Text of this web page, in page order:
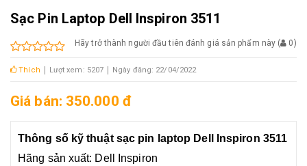
Sạc Pin Laptop Dell Inspiron 3511
Hãy trở thành người đầu tiên đánh giá sản phẩm này ( 0)
Thích Lượt xem: 5207 Ngày đăng: 22/04/2022
Giá bán: 350.000 đ
Thông số kỹ thuật sạc pin laptop Dell Inspiron 3511
Hãng sản xuất: Dell Inspiron